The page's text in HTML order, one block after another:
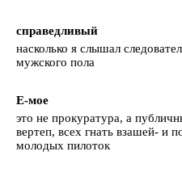
справедливый
насколько я слышал
мужского пола
Е-мое
это не прокуратура, а
вертеп, всех гнать взашей- и
молодых пилоток